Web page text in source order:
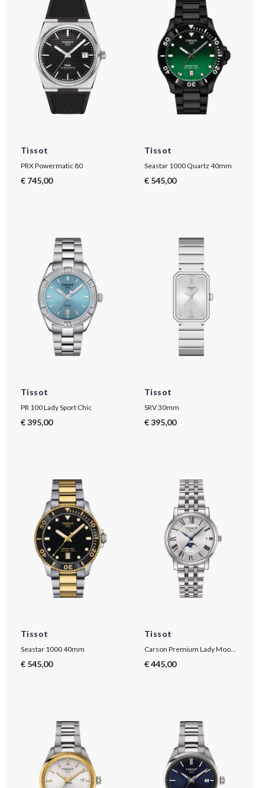
Tissot
PRX Powermatic 80
€ 745,00
Tissot
Seastar 1000 Quartz 40mm
€ 545,00
Tissot
PR 100 Lady Sport Chic
€ 395,00
Tissot
SRV 30mm
€ 395,00
Tissot
Seastar 1000 40mm
€ 545,00
Tissot
€ 445,00